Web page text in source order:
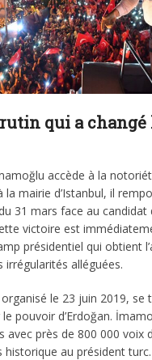
qui a changé
accède à la
la mairie d’Istanbul, il
31 mars face au candidat
victoire est
présidentiel qui obtient
irrégularités alléguées.
le 23 juin 2019, se
pouvoir d’Erdoğan.
avec près de 800 000 voix
historique au président